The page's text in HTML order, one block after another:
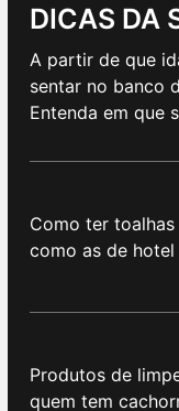
DICAS DA
A partir de que
sentar no banco
Entenda em que
Como ter
como as de hotel
Produtos de
quem tem